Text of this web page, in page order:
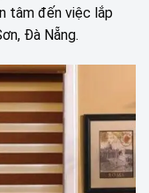
tâm đến việc lắp
Đà Nẵng.